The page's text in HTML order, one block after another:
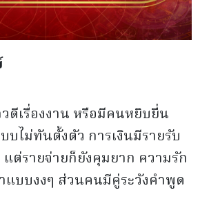
ดีเรื่องงาน หรือมีคนหยิบยื่น
บไม่ทันตั้งตัว การเงินมีรายรับ
แต่รายจ่ายก็ยังคุมยาก ความรัก
แบบงงๆ ส่วนคนมีคู่ระวังคำพูด